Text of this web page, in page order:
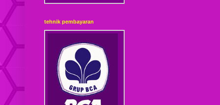
tehnik pembayaran